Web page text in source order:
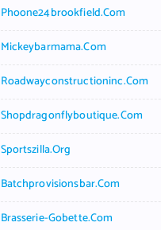
Phoone24brookfield.com
Mickeybarmama.com
Roadwayconstructioninc.com
Shopdragonflyboutique.com
Sportszilla.org
Batchprovisionsbar.com
Brasserie-Gobette.com